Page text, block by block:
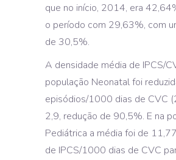
que no início, 2014, era
o período com 29,63%, com
de 30,5%.
A densidade média de IPCS/
população Neonatal foi
episódios/1000 dias de CVC
2,9, redução de 90,5%. E na
Pediátrica a média foi de
de IPCS/1000 dias de CVC